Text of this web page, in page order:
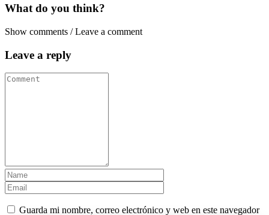
What do you think?
Show comments / Leave a comment
Leave a reply
Guarda mi nombre, correo electrónico y web en este navegador